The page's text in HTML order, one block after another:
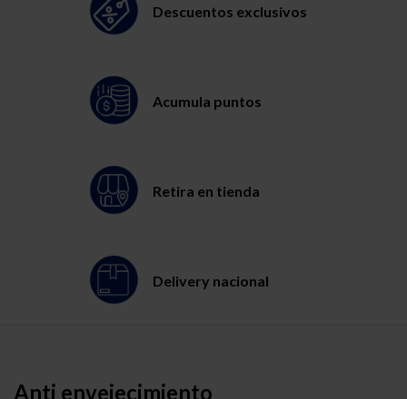
Descuentos exclusivos
Acumula puntos
Retira en tienda
Delivery nacional
Anti envejecimiento